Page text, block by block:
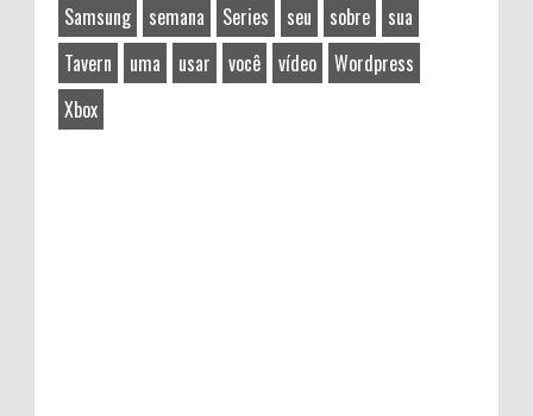
Samsung
semana Series seu sobre
sua
Tavern
uma usar você vídeo
Wordpress
Xbox